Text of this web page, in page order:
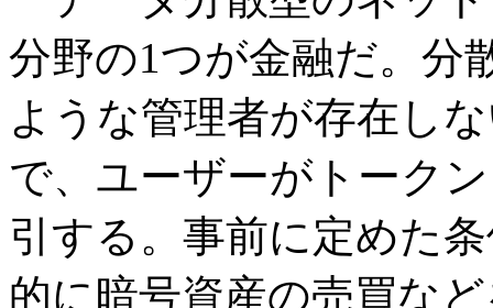
分野の1つが金融だ。分
ような管理者が存在し
で、ユーザーがトーク
引する。事前に定めた
的に暗号資産の売買な